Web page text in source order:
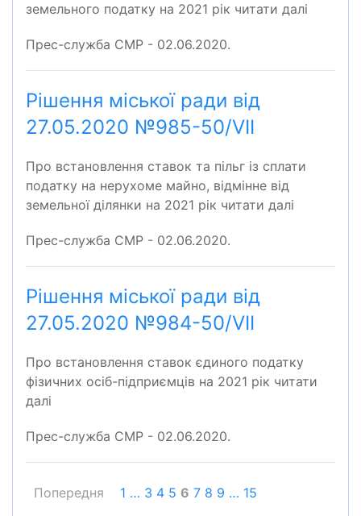
земельного податку на 2021 рік читати далі
Прес-служба СМР - 02.06.2020.
Рішення міської ради від
27.05.2020 №985-50/VІІ
Про встановлення ставок та пільг із сплати
податку на нерухоме майно, відмінне від
земельної ділянки на 2021 рік читати далі
Прес-служба СМР - 02.06.2020.
Рішення міської ради від
27.05.2020 №984-50/VІІ
Про встановлення ставок єдиного податку
фізичних осіб-підприємців на 2021 рік читати
далі
Прес-служба СМР - 02.06.2020.
Попередня 1 … 3 4 5 6 7 8 9 … 15